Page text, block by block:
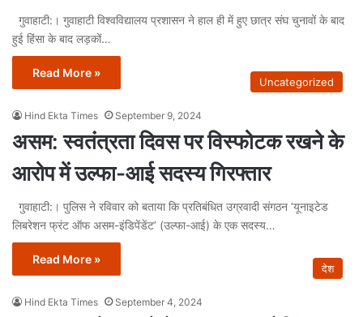
गुवाहाटी:। गुवाहाटी विश्वविद्यालय प्रशासन ने हाल ही में हुए छात्र संघ चुनावों के बाद
हुई हिंसा के बाद लड़कों…
Read More »
Uncategorized
Hind Ekta Times September 9, 2024
असम: स्वतंत्रता दिवस पर विस्फोटक रखने के
आरोप में उल्फा-आई सदस्य गिरफ्तार
गुवाहाटी:। पुलिस ने रविवार को बताया कि प्रतिबंधित उग्रवादी संगठन ‘यूनाइटेड
लिबरेशन फ्रंट ऑफ असम-इंडिपेंडेंट’ (उल्फा-आई) के एक सदस्य…
Read More »
देश
Hind Ekta Times September 4, 2024